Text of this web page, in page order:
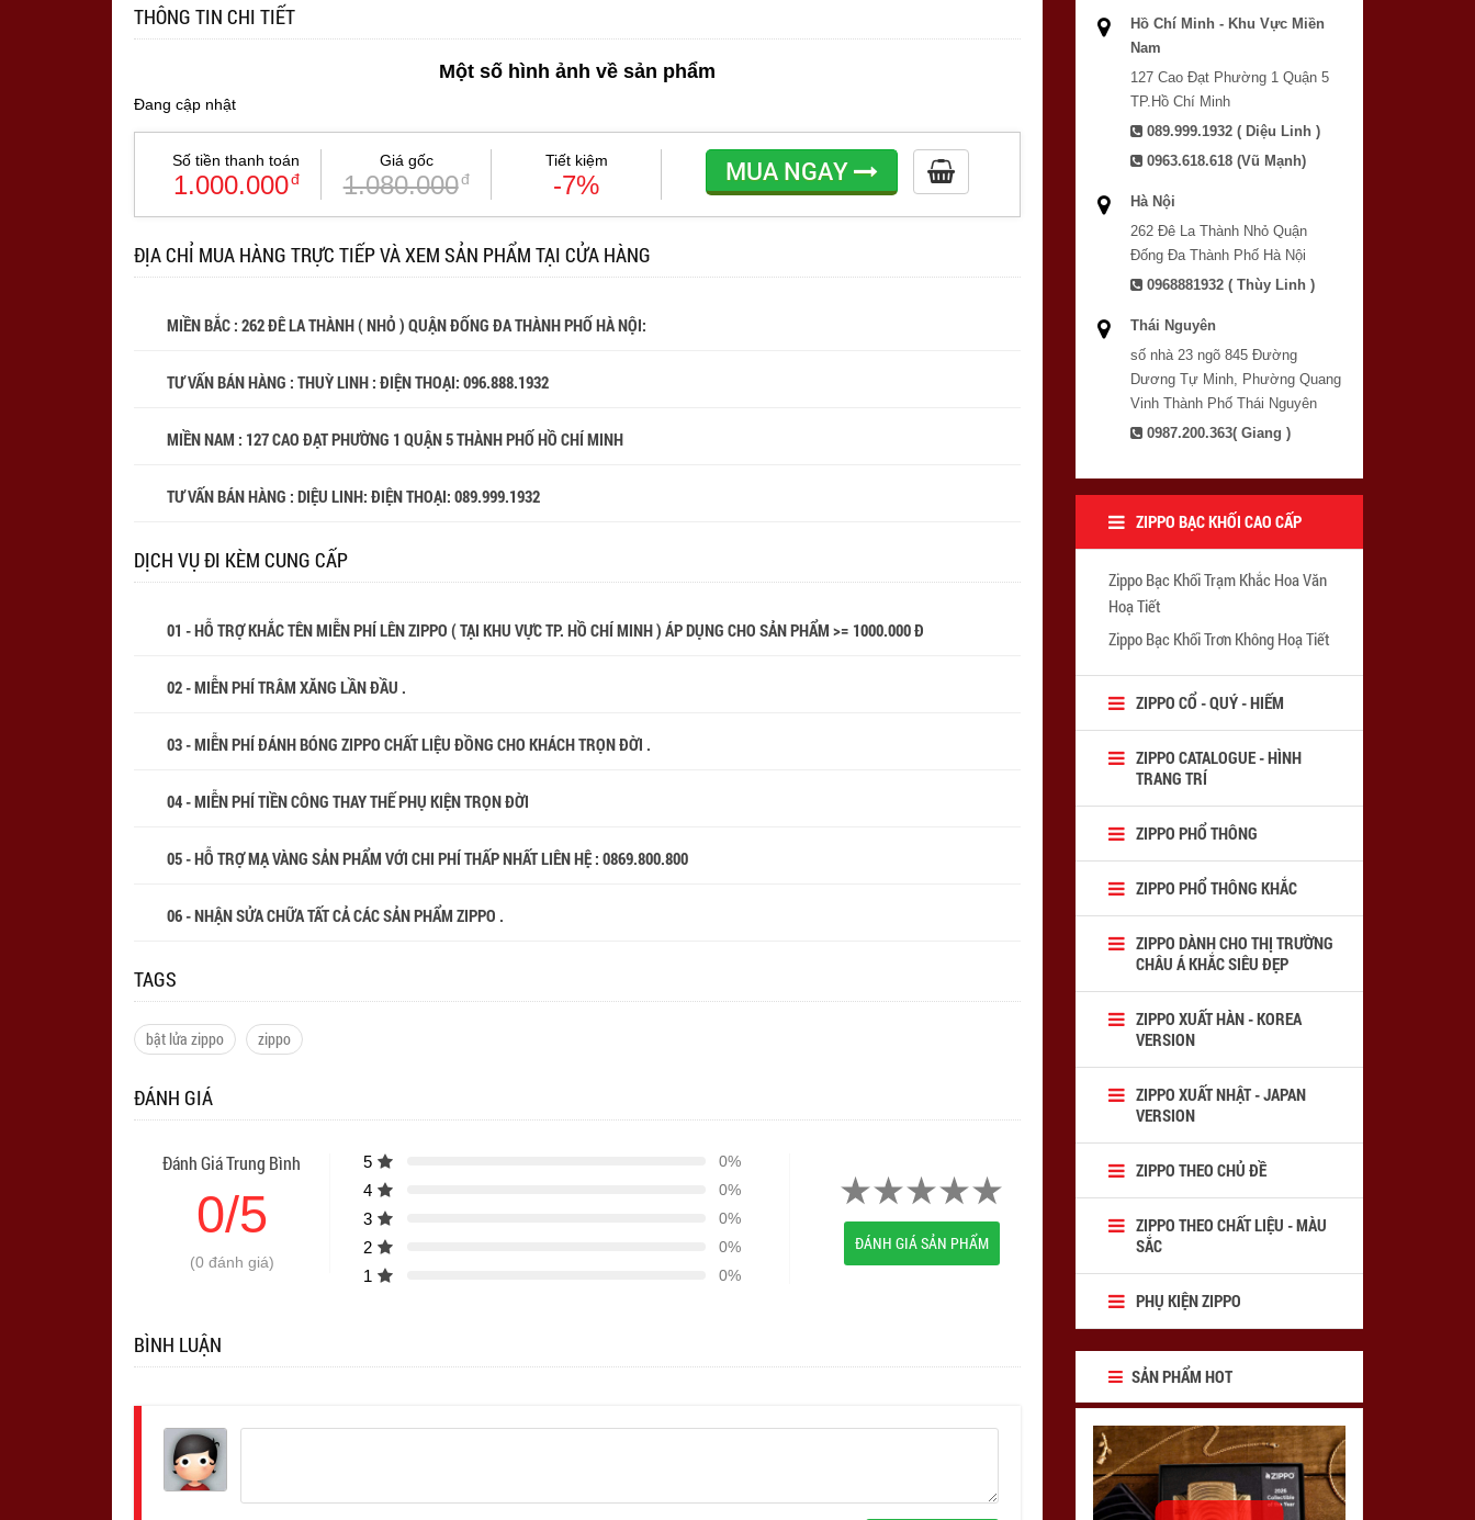
THÔNG TIN CHI TIẾT
Một số hình ảnh về sản phẩm
Đang cập nhật
Số tiền thanh toán
1.000.000đ
Giá gốc
1.080.000đ
Tiết kiệm
-7% MUA NGAY
ĐỊA CHỈ MUA HÀNG TRỰC TIẾP VÀ XEM SẢN PHẨM TẠI CỬA HÀNG
MIỀN BẮC : 262 ĐÊ LA THÀNH ( NHỎ ) QUẬN ĐỐNG ĐA THÀNH PHỐ HÀ NỘI:
TƯ VẤN BÁN HÀNG : THUỲ LINH : ĐIỆN THOẠI: 096.888.1932
MIỀN NAM : 127 CAO ĐẠT PHƯỜNG 1 QUẬN 5 THÀNH PHỐ HỒ CHÍ MINH
TƯ VẤN BÁN HÀNG : DIỆU LINH: ĐIỆN THOẠI: 089.999.1932
DỊCH VỤ ĐI KÈM CUNG CẤP
01 - HỖ TRỢ KHẮC TÊN MIỄN PHÍ LÊN ZIPPO ( TẠI KHU VỰC TP. HỒ CHÍ MINH ) ÁP DỤNG CHO SẢN PHẨM >= 1000.000 Đ
02 - MIỄN PHÍ TRÂM XĂNG LẦN ĐẦU .
03 - MIỄN PHÍ ĐÁNH BÓNG ZIPPO CHẤT LIỆU ĐỒNG CHO KHÁCH TRỌN ĐỜI .
04 - MIỄN PHÍ TIỀN CÔNG THAY THẾ PHỤ KIỆN TRỌN ĐỜI
05 - HỖ TRỢ MẠ VÀNG SẢN PHẨM VỚI CHI PHÍ THẤP NHẤT LIÊN HỆ : 0869.800.800
06 - NHẬN SỬA CHỮA TẤT CẢ CÁC SẢN PHẨM ZIPPO .
TAGS
bật lửa zippo zippo
ĐÁNH GIÁ
Đánh Giá Trung Bình
0/5
(0 đánh giá)
5 0%
4 0%
3 0%
2 0%
1 0%
ĐÁNH GIÁ SẢN PHẨM
BÌNH LUẬN
Hồ Chí Minh - Khu Vực Miền
Nam
127 Cao Đạt Phường 1 Quận 5
TP.Hồ Chí Minh
089.999.1932 ( Diệu Linh )
0963.618.618 (Vũ Mạnh)
Hà Nội
262 Đê La Thành Nhỏ Quận
Đống Đa Thành Phố Hà Nội
0968881932 ( Thùy Linh )
Thái Nguyên
số nhà 23 ngõ 845 Đường
Dương Tự Minh, Phường Quang
Vinh Thành Phố Thái Nguyên
0987.200.363( Giang )
ZIPPO BẠC KHỐI CAO CẤP
Zippo Bạc Khối Trạm Khắc Hoa Văn
Hoạ Tiết
Zippo Bạc Khối Trơn Không Hoạ Tiết
ZIPPO CỔ - QUÝ - HIẾM
ZIPPO CATALOGUE - HÌNH
TRANG TRÍ
ZIPPO PHỔ THÔNG
ZIPPO PHỔ THÔNG KHẮC
ZIPPO DÀNH CHO THỊ TRƯỜNG
CHÂU Á KHẮC SIÊU ĐẸP
ZIPPO XUẤT HÀN - KOREA
VERSION
ZIPPO XUẤT NHẬT - JAPAN
VERSION
ZIPPO THEO CHỦ ĐỀ
ZIPPO THEO CHẤT LIỆU - MÀU
SẮC
PHỤ KIỆN ZIPPO
SẢN PHẨM HOT